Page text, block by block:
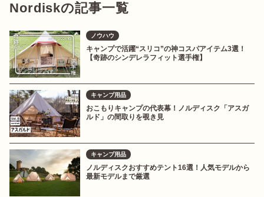
Nordiskの記事一覧
ノウハウ
キャンプで活躍“スリコ”の神コスパアイテム3選！
【奇跡のシンデレラフィット選手権】
キャンプ用品
おこもりキャンプの代表幕！ノルディスク「アスガ
ルド」の間取りを覗き見
キャンプ用品
ノルディスクおすすめテント16選！人気モデルから
最新モデルまで厳選